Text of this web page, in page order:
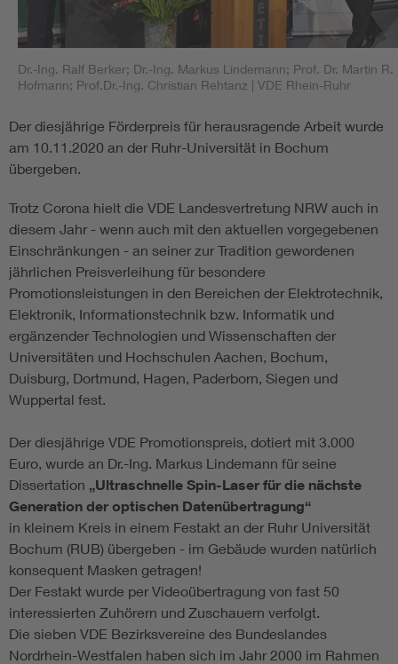
Dr.-Ing. Ralf Berker; Dr.-Ing. Markus Lindemann; Prof. Dr. Martin R.
Hofmann; Prof.Dr.-Ing. Christian Rehtanz | VDE Rhein-Ruhr
Der diesjährige Förderpreis für herausragende Arbeit wurde
am 10.11.2020 an der Ruhr-Universität in Bochum
übergeben.
Trotz Corona hielt die VDE Landesvertretung NRW auch in
diesem Jahr - wenn auch mit den aktuellen vorgegebenen
Einschränkungen - an seiner zur Tradition gewordenen
jährlichen Preisverleihung für besondere
Promotionsleistungen in den Bereichen der Elektrotechnik,
Elektronik, Informationstechnik bzw. Informatik und
ergänzender Technologien und Wissenschaften der
Universitäten und Hochschulen Aachen, Bochum,
Duisburg, Dortmund, Hagen, Paderborn, Siegen und
Wuppertal fest.
Der diesjährige VDE Promotionspreis, dotiert mit 3.000
Euro, wurde an Dr.-Ing. Markus Lindemann für seine
Dissertation „Ultraschnelle Spin-Laser für die nächste
Generation der optischen Datenübertragung“
in kleinem Kreis in einem Festakt an der Ruhr Universität
Bochum (RUB) übergeben - im Gebäude wurden natürlich
konsequent Masken getragen!
Der Festakt wurde per Videoübertragung von fast 50
interessierten Zuhörern und Zuschauern verfolgt.
Die sieben VDE Bezirksvereine des Bundeslandes
Nordrhein-Westfalen haben sich im Jahr 2000 im Rahmen